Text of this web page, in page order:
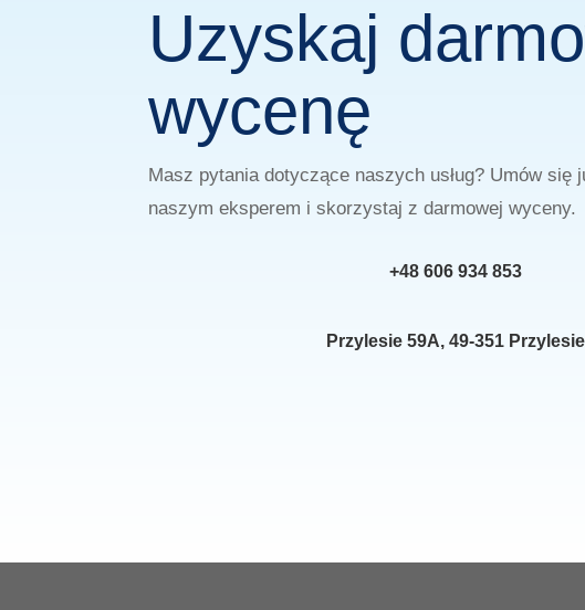
Uzyskaj
wycenę
Masz pytania dotyczące naszych usług? Umów się
naszym eksperem i skorzystaj z darmowej wyceny.
+48 606 934 853
Przylesie 59A, 49-351 Przylesie